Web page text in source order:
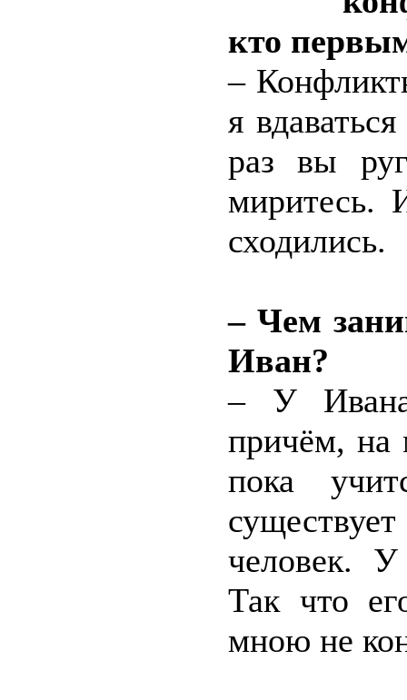
кто
–
я
раз вы
миритесь.
сходились.
– Чем
Иван?
– У
причём, на
пока
человек. У
Так что
мною не